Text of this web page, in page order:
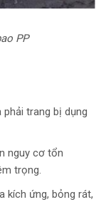
PP
trang bị dụng
nguy cơ tổn
trọng.
kích ứng, bỏng rát,